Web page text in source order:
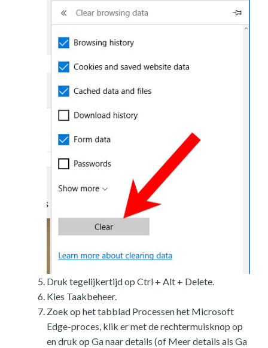
Druk tegelijkertijd op Ctrl + Alt + Delete.
Kies Taakbeheer.
Zoek op het tabblad Processen het Microsoft
Edge-proces, klik er met de rechtermuisknop op
en druk op Ga naar details (of Meer details als Ga